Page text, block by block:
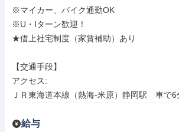
※マイカー、バイク通勤OK
※U・Iターン歓迎！
★借上社宅制度（家賃補助）あり
【交通手段】
アクセス:
ＪＲ東海道本線（熱海-米原）静岡駅　車で6
給与